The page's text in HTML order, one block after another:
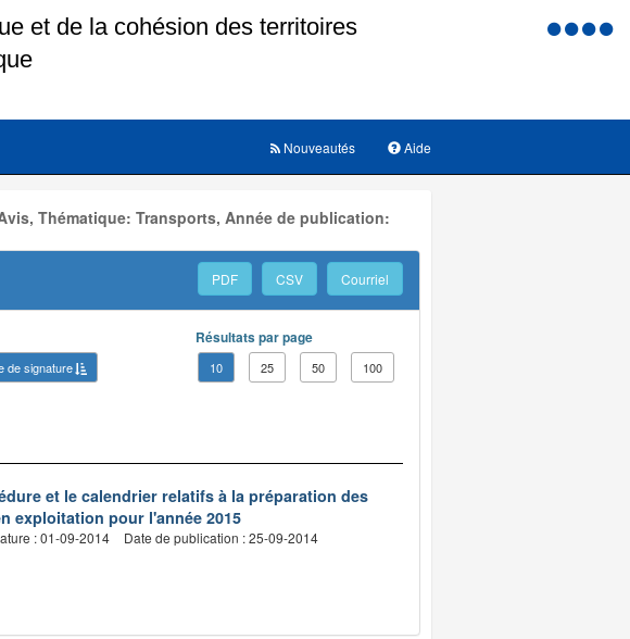
Menu
Aide
Nouveautés
Thématique: Transports, Année de publication:
PDF CSV Courriel
de signature
Résultats par page
10 25 50 100
et le calendrier relatifs à la préparation des
exploitation pour l'année 2015
: 01-09-2014 Date de publication : 25-09-2014